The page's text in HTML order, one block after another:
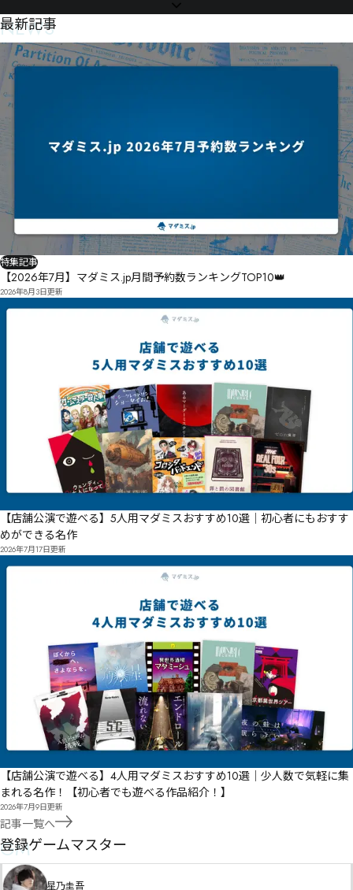
NEWS
最新記事
特集記事
【2026年7月】マダミス.jp月間予約数ランキングTOP10👑
2026年8月3日更新
【店舗公演で遊べる】5人用マダミスおすすめ10選｜初心者にもおすす
めができる名作
2026年7月17日更新
【店舗公演で遊べる】4人用マダミスおすすめ10選｜少人数で気軽に集
まれる名作！【初心者でも遊べる作品紹介！】
2026年7月9日更新
記事一覧へ
GM
登録ゲームマスター
星乃圭吾